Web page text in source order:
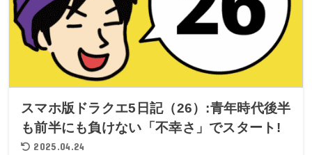
スマホ版ドラクエ5日記（26）:青年時代後半
も前半にも負けない「不幸さ」でスタート!
2025.04.24